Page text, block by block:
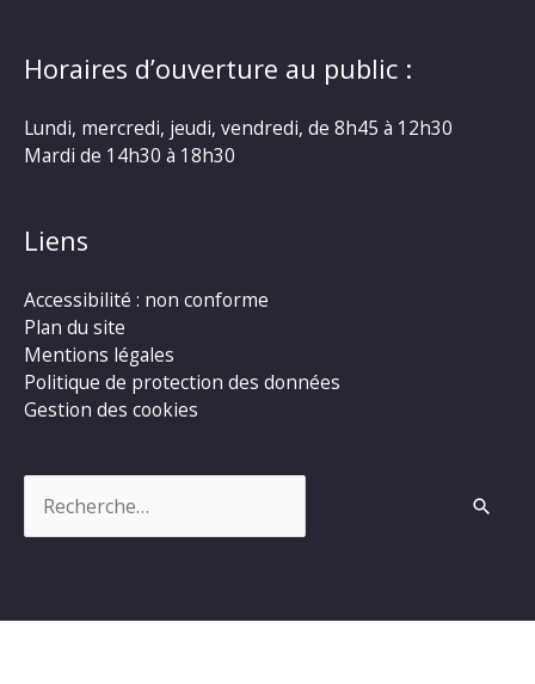
Horaires d’ouverture au public :
Lundi, mercredi, jeudi, vendredi, de 8h45 à 12h30
Mardi de 14h30 à 18h30
Liens
Accessibilité : non conforme
Plan du site
Mentions légales
Politique de protection des données
Gestion des cookies